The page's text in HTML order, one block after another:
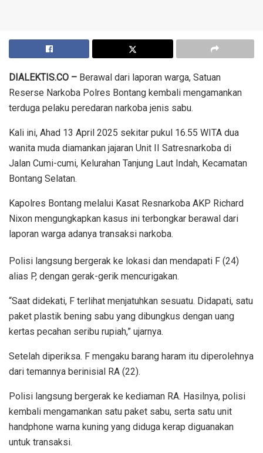
DIALEKTIS.CO – Berawal dari laporan warga, Satuan
Reserse Narkoba Polres Bontang kembali mengamankan
terduga pelaku peredaran narkoba jenis sabu.
Kali ini, Ahad 13 April 2025 sekitar pukul 16.55 WITA dua
wanita muda diamankan jajaran Unit II Satresnarkoba di
Jalan Cumi-cumi, Kelurahan Tanjung Laut Indah, Kecamatan
Bontang Selatan.
Kapolres Bontang melalui Kasat Resnarkoba AKP Richard
Nixon mengungkapkan kasus ini terbongkar berawal dari
laporan warga adanya transaksi narkoba.
Polisi langsung bergerak ke lokasi dan mendapati F (24)
alias P, dengan gerak-gerik mencurigakan.
“Saat didekati, F terlihat menjatuhkan sesuatu. Didapati, satu
paket plastik bening sabu yang dibungkus dengan uang
kertas pecahan seribu rupiah,” ujarnya.
Setelah diperiksa. F mengaku barang haram itu diperolehnya
dari temannya berinisial RA (22).
Polisi langsung bergerak ke kediaman RA. Hasilnya, polisi
kembali mengamankan satu paket sabu, serta satu unit
handphone warna kuning yang diduga kerap diguanakan
untuk transaksi.